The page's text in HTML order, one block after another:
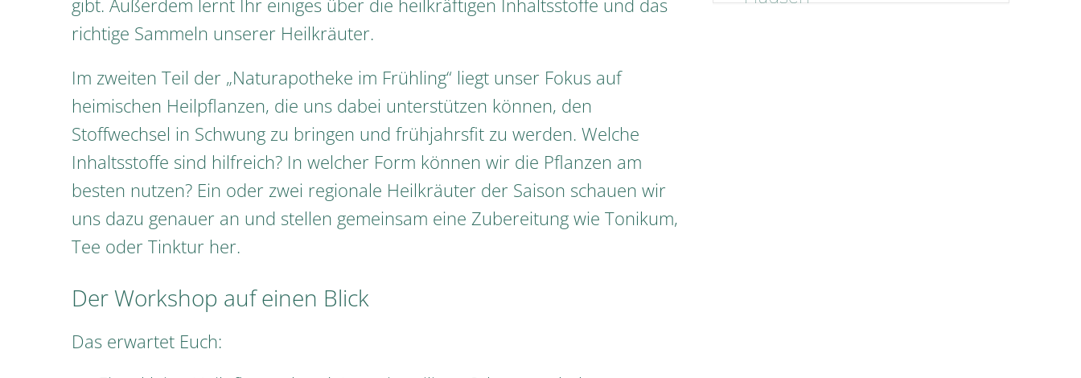
gibt. Außerdem lernt Ihr einiges über die heilkräftigen Inhaltsstoffe und das
richtige Sammeln unserer Heilkräuter.
Im zweiten Teil der „Naturapotheke im Frühling“ liegt unser Fokus auf
heimischen Heilpflanzen, die uns dabei unterstützen können, den
Stoffwechsel in Schwung zu bringen und frühjahrsfit zu werden. Welche
Inhaltsstoffe sind hilfreich? In welcher Form können wir die Pflanzen am
besten nutzen? Ein oder zwei regionale Heilkräuter der Saison schauen wir
uns dazu genauer an und stellen gemeinsam eine Zubereitung wie Tonikum,
Tee oder Tinktur her.
Der Workshop auf einen Blick
Das erwartet Euch: